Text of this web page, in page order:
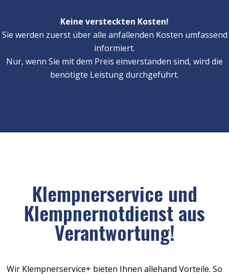
Keine versteckten Kosten!
Sie werden zuerst über alle anfallenden Kosten umfassend
informiert.
Nur, wenn Sie mit dem Preis einverstanden sind, wird die
benötigte Leistung durchgeführt.
Klempnerservice und
Klempnernotdienst aus
Verantwortung!
Wir Klempnerservice+ bieten Ihnen allehand Vorteile. So